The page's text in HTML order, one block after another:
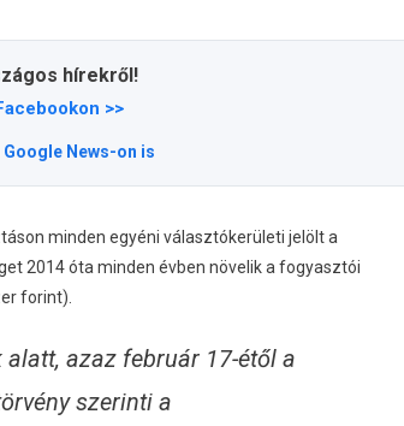
hírekről!
>>
Google News-on is
minden egyéni választókerületi jelölt a
2014 óta minden évben növelik a fogyasztói
forint).
azaz február 17-étől a
szerinti a